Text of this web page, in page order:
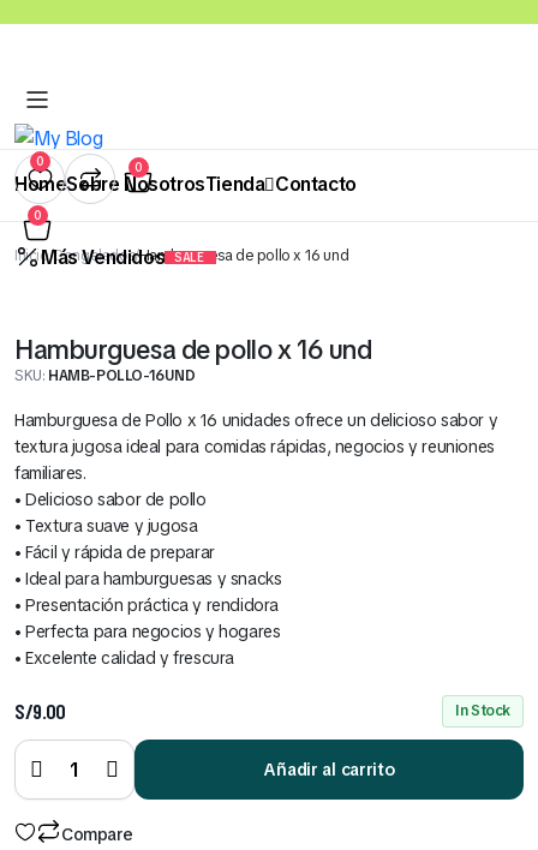
0 0
0
HomeSobre NosotrosTienda
Abarrotes
Contacto
Más Vendidos SALE
Cereales Benoti Bolsa 21 Gr x 12 Und (Todos los Sabores)
S/5.00
Cereales Benoti Bolsa 160 Gr (Todos los Sabores)
S/2.00
Cereales Ángel Bolsa 18 Gr x 12 Und (Todos los Sabores)
S/ 7.00
Inicio Congelados Hamburguesa de pollo x 16 und
Hamburguesa de pollo x 16 und
SKU: HAMB-POLLO-16UND
Hamburguesa de Pollo x 16 unidades ofrece un delicioso sabor y
textura jugosa ideal para comidas rápidas, negocios y reuniones
familiares.
• Delicioso sabor de pollo
• Textura suave y jugosa
• Fácil y rápida de preparar
• Ideal para hamburguesas y snacks
• Presentación práctica y rendidora
• Perfecta para negocios y hogares
• Excelente calidad y frescura
S/9.00 In Stock
Hamburguesa
de pollo x 16
und quantity
Añadir al carrito
Compare